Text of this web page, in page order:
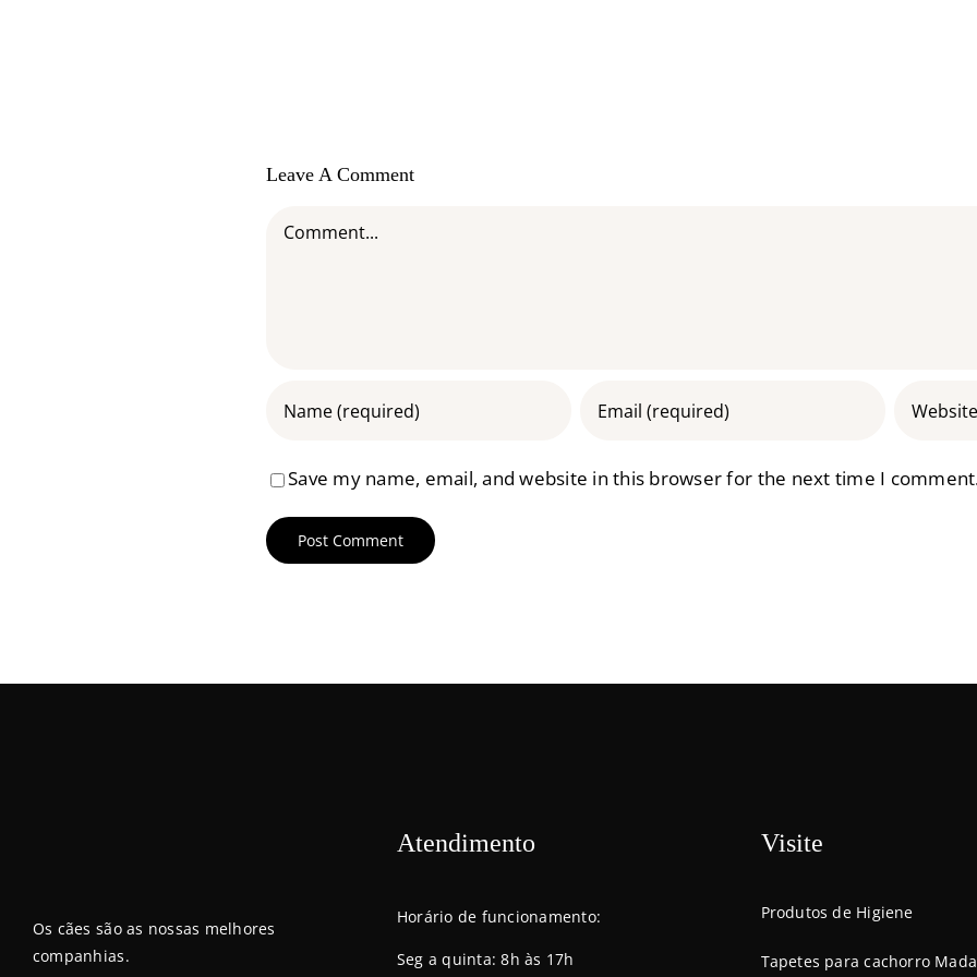
Leave A Comment
Comment
Save my name, email, and website in this browser for the next time I
Os cães são as nossas melhores
companhias.
Atendimento
Horário de funcionamento:
Seg a quinta: 8h às 17h
Visite
Produtos de Higiene
Tapetes para cachorro